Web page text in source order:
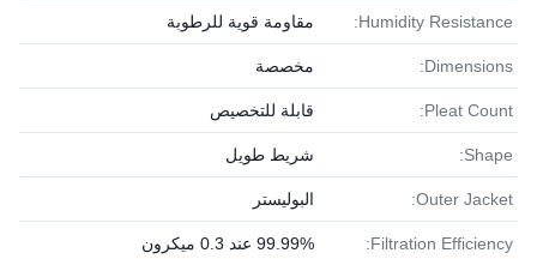
Humidity Resistance: مقاومة قوية للرطوبة
Dimensions: مخصصة
Pleat Count: قابلة للتخصيص
Shape: شريط طويل
Outer Jacket: البوليستر
Filtration Efficiency: 99.99% عند 0.3 ميكرون